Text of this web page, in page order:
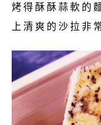
烤得酥酥蒜軟的
上清爽的沙拉非